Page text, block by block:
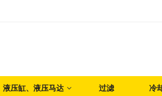
液压缸、液压马达 过滤 冷